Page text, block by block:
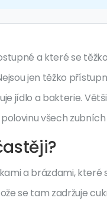
a které se
jen těžko
jídlo a bakterie.
všech zubních
a brázdami, které
se tam zadržuje